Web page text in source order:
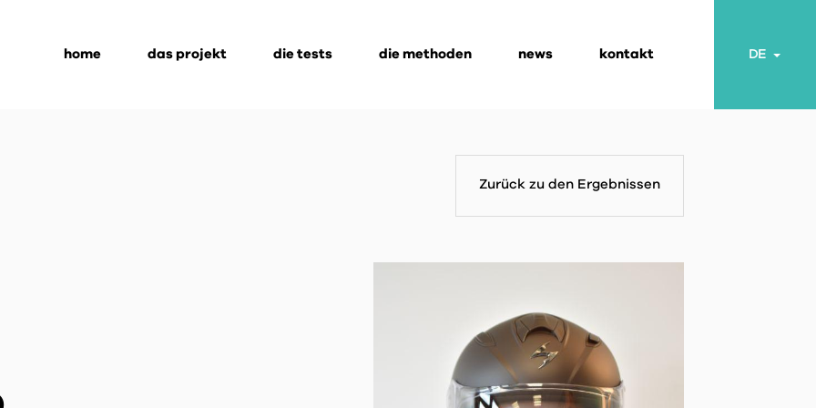
home das projekt die tests die methoden news kontakt DE
Zurück zu den Ergebnissen